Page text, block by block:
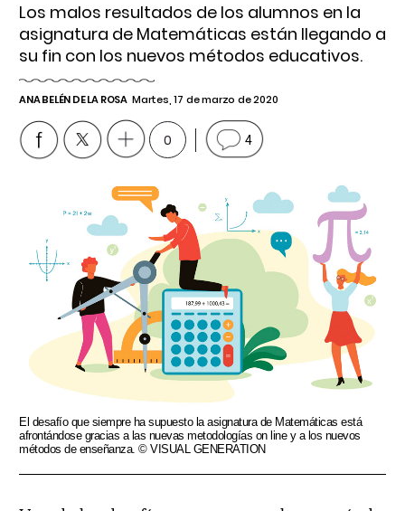
Los malos resultados de los alumnos en la
asignatura de Matemáticas están llegando a
su fin con los nuevos métodos educativos.
ANA BELÉN DE LA ROSA Martes, 17 de marzo de 2020
0 4
El desafío que siempre ha supuesto la asignatura de Matemáticas está
afrontándose gracias a las nuevas metodologías on line y a los nuevos
métodos de enseñanza. © VISUAL GENERATION